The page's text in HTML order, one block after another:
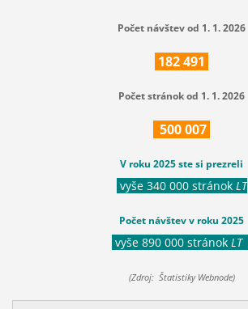
Počet návštev od 1. 1. 2026
182491
Počet stránok od 1. 1. 2026
500007
V roku 2025 ste si prezreli
vyše 340 000 stránok LT
Počet návštev v roku 2025
vyše 890 000 stránok LT
(Zdroj: Štatistiky Webnode)